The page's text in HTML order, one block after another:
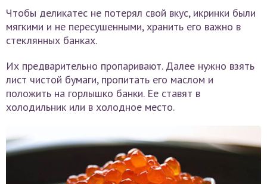
Чтобы деликатес не потерял свой вкус, икринки были
мягкими и не пересушенными, хранить его важно в
стеклянных банках.
Их предварительно пропаривают. Далее нужно взять
лист чистой бумаги, пропитать его маслом и
положить на горлышко банки. Ее ставят в
холодильник или в холодное место.